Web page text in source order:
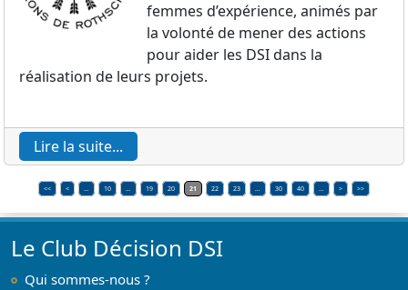
femmes d’expérience, animés par
la volonté de mener des actions
pour aider les DSI dans la
réalisation de leurs projets.
Lire la suite...
<< < … 10 … 19 20 21 22 23 … 30 40 … > >>
Le Club Décision DSI
Qui sommes-nous ?